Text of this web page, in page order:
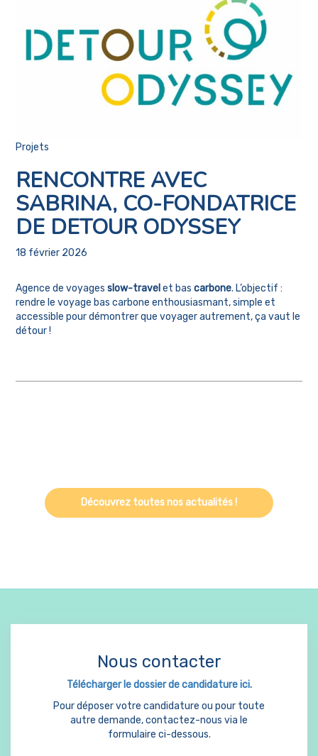
Projets
RENCONTRE AVEC
SABRINA, CO-FONDATRICE
DE DETOUR ODYSSEY
18 février 2026
Agence de voyagesslow-travelet bas carbone. L’objectif :
rendre le voyage bas carbone enthousiasmant, simple et
accessible pour démontrer que voyager autrement, ça vaut le
détour !
Découvrez toutes nos actualités !
Nous contacter
Télécharger le dossier de candidature ici.
Pour déposer votre candidature ou pour toute
autre demande, contactez-nous via le
formulaire ci-dessous.